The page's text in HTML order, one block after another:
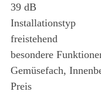
39 dB
Installationstyp
freistehend
besondere
Gemüsefach,
Preis